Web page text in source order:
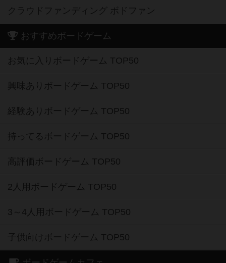
クラウドファンディング ボドファン
おすすめボードゲーム
お気に入りボードゲーム TOP50
興味ありボードゲーム TOP50
経験ありボードゲーム TOP50
持ってるボードゲーム TOP50
高評価ボードゲーム TOP50
2人用ボードゲーム TOP50
3～4人用ボードゲーム TOP50
子供向けボードゲーム TOP50